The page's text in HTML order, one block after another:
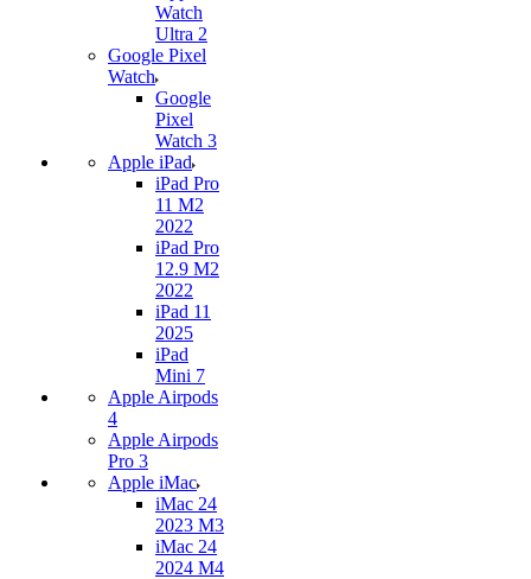
Watch
Ultra 2
Google Pixel
Watch
Google
Pixel
Watch 3
Apple iPad
iPad Pro
11 M2
2022
iPad Pro
12.9 M2
2022
iPad 11
2025
iPad
Mini 7
Apple Airpods
4
Apple Airpods
Pro 3
Apple iMac
iMac 24
2023 M3
iMac 24
2024 M4